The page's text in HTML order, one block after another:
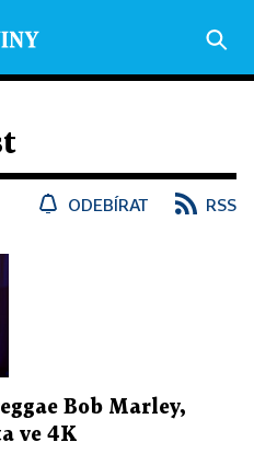
ODEBÍRAT RSS
Bob Marley,
ve 4K